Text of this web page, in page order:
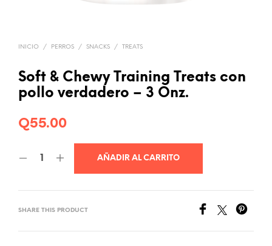
INICIO / PERROS / SNACKS / TREATS
Soft & Chewy Training Treats con
pollo verdadero – 3 Onz.
Q55.00
AÑADIR AL CARRITO
SHARE THIS PRODUCT